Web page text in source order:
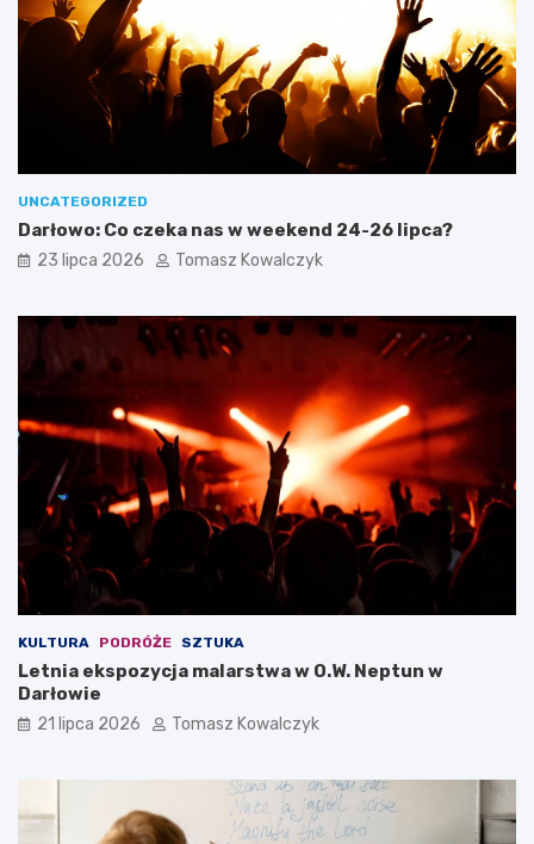
UNCATEGORIZED
Darłowo: Co czeka nas w weekend 24-26 lipca?
23 lipca 2026 Tomasz Kowalczyk
KULTURA PODRÓŻE SZTUKA
Letnia ekspozycja malarstwa w O.W. Neptun w
Darłowie
21 lipca 2026 Tomasz Kowalczyk